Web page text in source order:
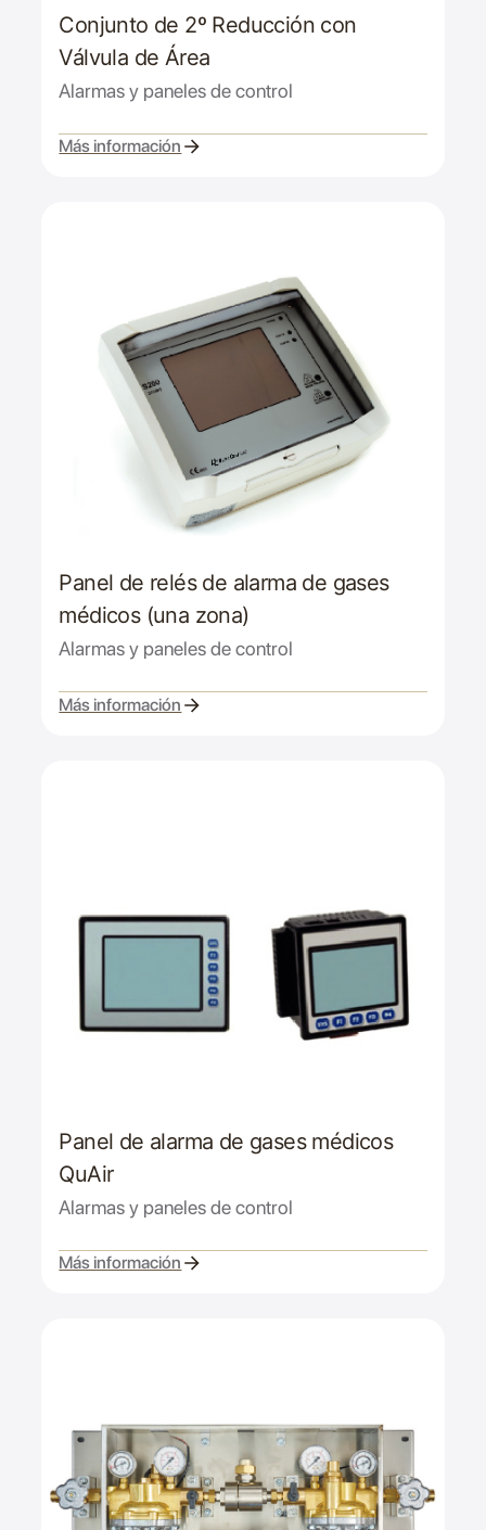
Conjunto de 2º Reducción con
Válvula de Área
Alarmas y paneles de control
Más información
Panel de relés de alarma de gases
médicos (una zona)
Alarmas y paneles de control
Más información
Panel de alarma de gases médicos
QuAir
Alarmas y paneles de control
Más información